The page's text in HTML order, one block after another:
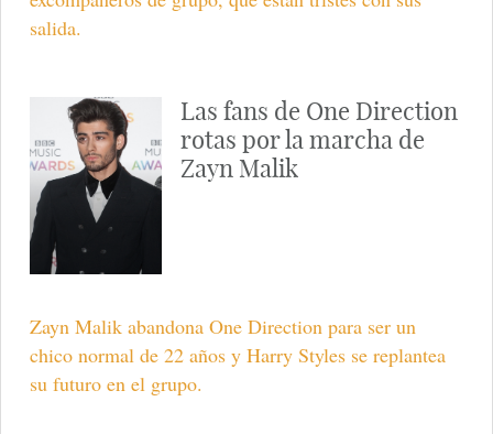
salida.
Las fans de One Direction
rotas por la marcha de
Zayn Malik
Zayn Malik abandona One Direction para ser un
chico normal de 22 años y Harry Styles se replantea
su futuro en el grupo.